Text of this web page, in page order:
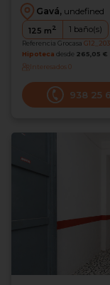
Gavá, undefined
125 m2 1 baño(s)
Referencia Grocasa
Hipoteca desde 265,05 €
Interesados0
938 25